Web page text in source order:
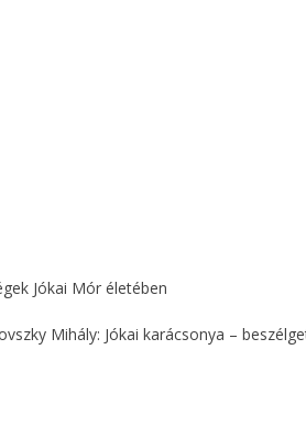
Jókai Mór életében
Mihály: Jókai karácsonya –